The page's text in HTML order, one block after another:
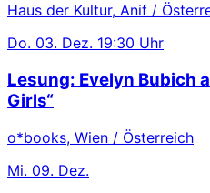
Haus der Kultur, Anif /
Do. 03. Dez. 19:30 Uhr
Lesung: Evelyn Bubich
Girls“
o*books, Wien / Österreich
Mi. 09. Dez.